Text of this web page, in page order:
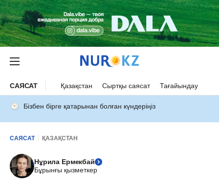
САЯСАТ Қазақстан Сыртқы саясат Тағайындау
Бізбен бірге қатарынан болған күндеріңіз
САЯСАТ ҚАЗАҚСТАН
Нұрила Ермекбай
Бұрынғы қызметкер